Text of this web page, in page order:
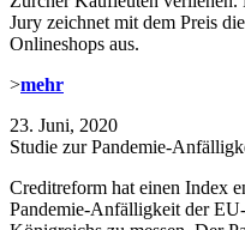
Jury zeichnet mit dem Preis
Onlineshops aus.
>mehr
23. Juni, 2020
Studie zur Pandemie-
Creditreform hat einen Index
Pandemie-Anfälligkeit der